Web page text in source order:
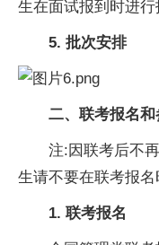
生在面试报到时进行
5. 批次安排
二、 联考报名
注:因联考后不
生请不要在联考报名
1. 联考报名